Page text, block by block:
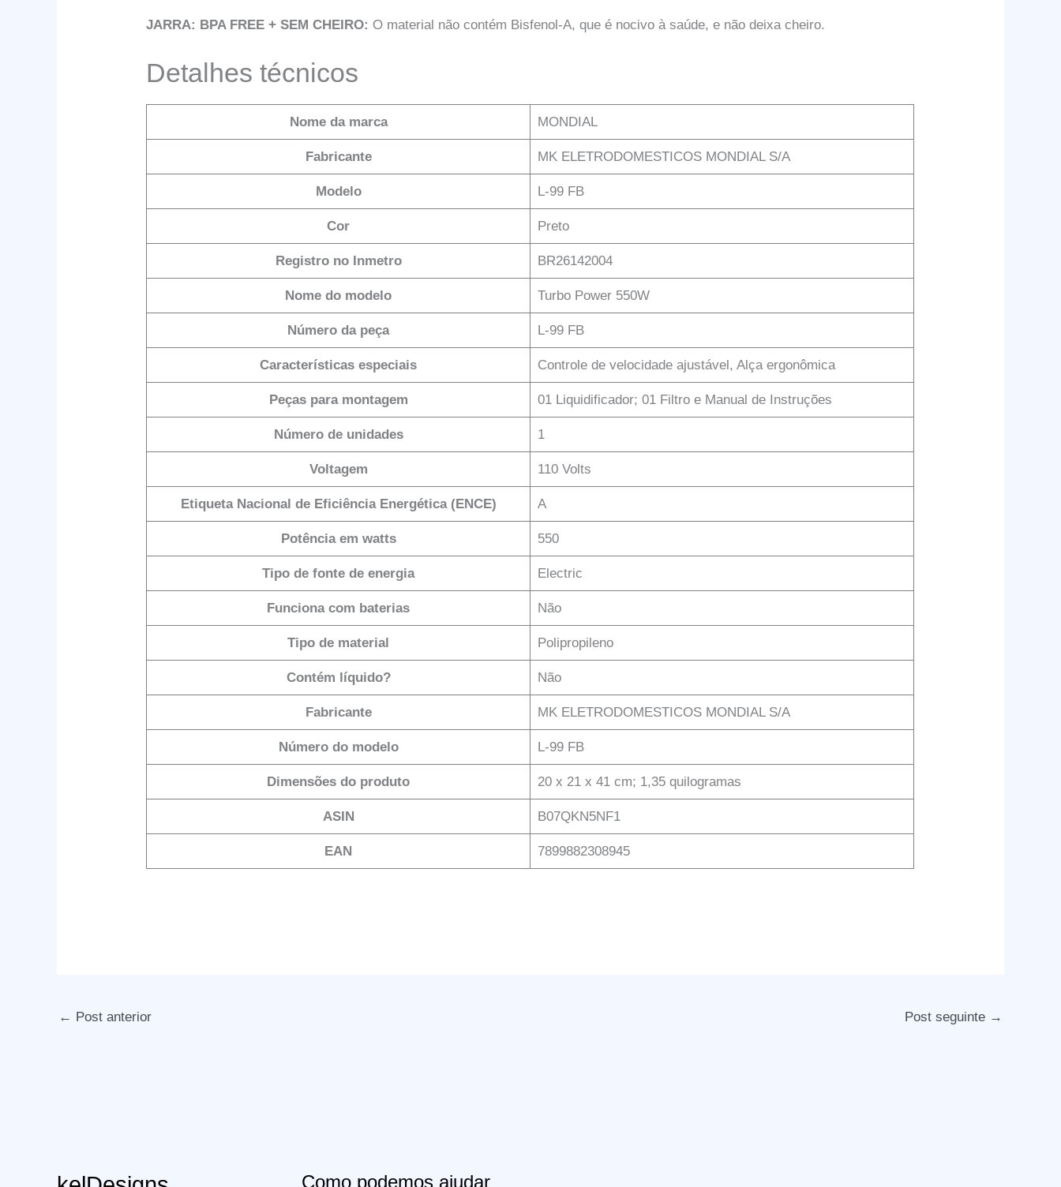
JARRA: BPA FREE + SEM CHEIRO: O material não contém Bisfenol-A, que é nocivo à saúde, e não deixa cheiro.
Detalhes técnicos
Nome da marca ‎MONDIAL
Fabricante ‎MK ELETRODOMESTICOS MONDIAL S/A
Modelo ‎L-99 FB
Cor ‎Preto
Registro no Inmetro ‎BR26142004
Nome do modelo ‎Turbo Power 550W
Número da peça ‎L-99 FB
Características especiais ‎Controle de velocidade ajustável, Alça ergonômica
Peças para montagem ‎01 Liquidificador; 01 Filtro e Manual de Instruções
Número de unidades ‎1
Voltagem ‎110 Volts
Etiqueta Nacional de Eficiência Energética (ENCE) ‎A
Potência em watts ‎550
Tipo de fonte de energia ‎Electric
Funciona com baterias ‎Não
Tipo de material ‎Polipropileno
Contém líquido? ‎Não
Fabricante ‎MK ELETRODOMESTICOS MONDIAL S/A
Número do modelo ‎L-99 FB
Dimensões do produto ‎20 x 21 x 41 cm; 1,35 quilogramas
ASIN ‎B07QKN5NF1
EAN ‎7899882308945
← Post anterior Post seguinte →
Como podemos ajudar